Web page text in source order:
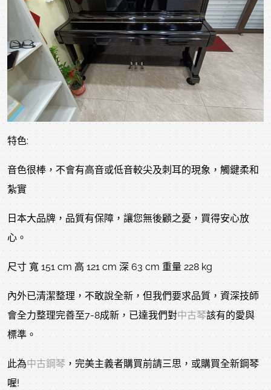
特色:
音色很棒，不會有高音或低音較尖及刺耳的現象，觸鍵柔和
紮實
日本大品牌，品質有保障，讓您無後顧之憂，買得安心放
心。
尺寸 寬 151 cm 高 121 cm 深 63 cm 重量 228 kg
內外已清潔整理，不敢說全新，但我們要求品質，資深技師
會全力整理完善至7-8成新，已達我們對中古琴該有的愛與
標準。
此為中古鋼琴 ，完美主義者購買前請三思，或購買全新鋼琴
喔!